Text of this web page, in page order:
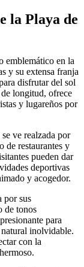
la Playa de
emblemático en la
y su extensa franja
disfrutar del sol
longitud, ofrece
y lugareños por
ve realzada por
de restaurantes y
pueden dar
deportivas
y acogedor.
por sus
de tonos
para
inolvidable.
con la